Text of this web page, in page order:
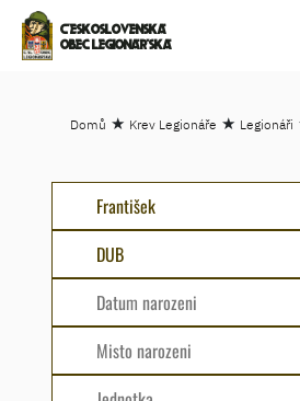
ČESKOSLOVENSKÁ
OBEC LEGIONÁŘSKÁ
Domů ★ Krev Legionáře ★ Legionáři